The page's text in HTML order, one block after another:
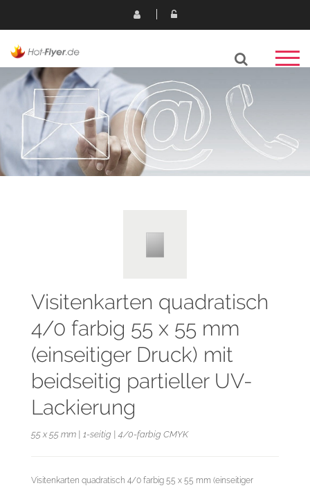
Visitenkarten quadratisch
4/0 farbig 55 x 55 mm
(einseitiger Druck) mit
beidseitig partieller UV-
Lackierung
55 x 55 mm | 1-seitig | 4/0-farbig CMYK
Visitenkarten quadratisch 4/0 farbig 55 x 55 mm (einseitiger